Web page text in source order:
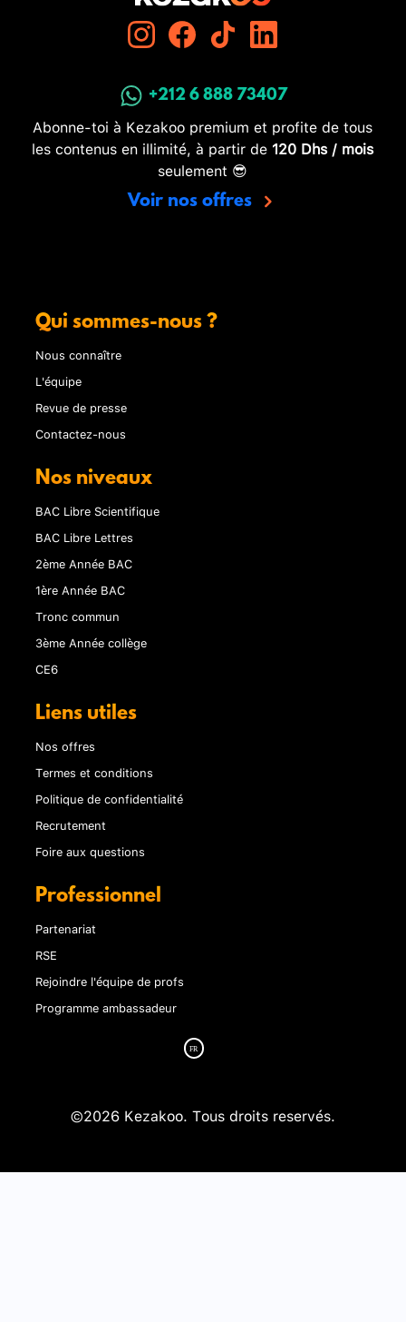
+212 6 888 73407
Abonne-toi à Kezakoo premium et profite de tous
les contenus en illimité, à partir de 120 Dhs / mois
seulement 😎
Voir nos offres
Qui sommes-nous ?
Nous connaître
L'équipe
Revue de presse
Contactez-nous
Nos niveaux
BAC Libre Scientifique
BAC Libre Lettres
2ème Année BAC
1ère Année BAC
Tronc commun
3ème Année collège
CE6
Liens utiles
Nos offres
Termes et conditions
Politique de confidentialité
Recrutement
Foire aux questions
Professionnel
Partenariat
RSE
Rejoindre l'équipe de profs
Programme ambassadeur
©2026 Kezakoo. Tous droits reservés.